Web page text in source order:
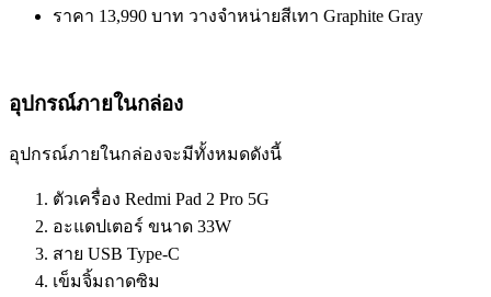
ราคา 13,990 บาท วางจำหน่ายสีเทา Graphite Gray
อุปกรณ์ภายในกล่อง
อุปกรณ์ภายในกล่องจะมีทั้งหมดดังนี้
ตัวเครื่อง Redmi Pad 2 Pro 5G
อะแดปเตอร์ ขนาด 33W
สาย USB Type-C
เข็มจิ้มถาดซิม